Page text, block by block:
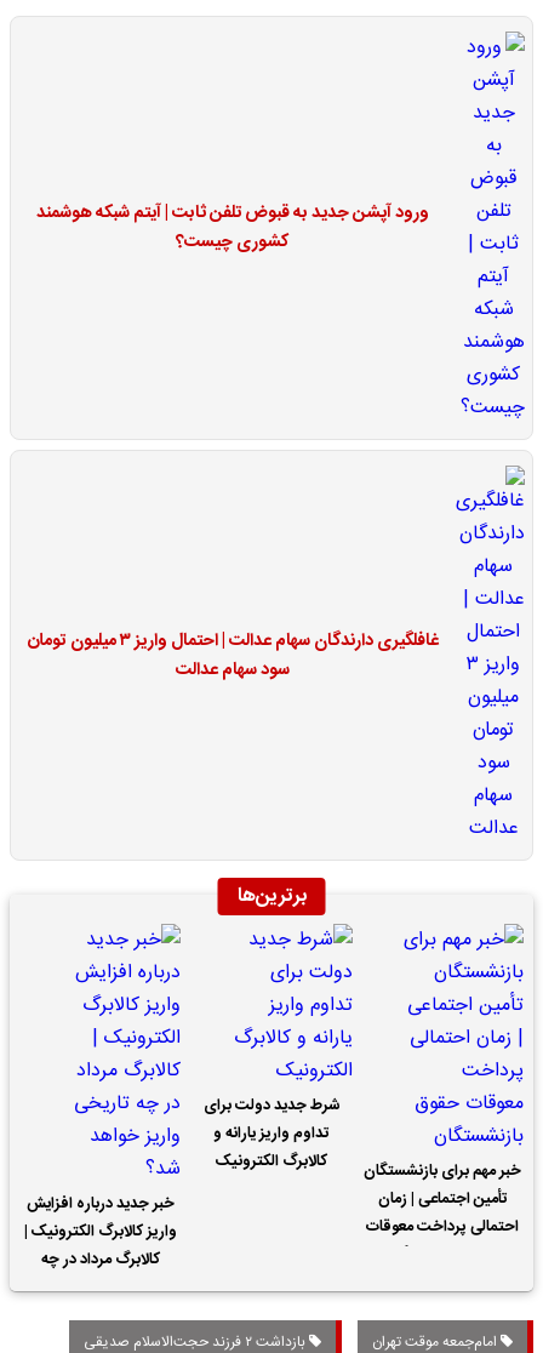
ورود آپشن جدید به قبوض تلفن ثابت | آیتم شبکه هوشمند
کشوری چیست؟
غافلگیری دارندگان سهام عدالت | احتمال واریز ۳ میلیون تومان
سود سهام عدالت
برترین‌ها
خبر مهم برای بازنشستگان
تأمین اجتماعی | زمان
احتمالی پرداخت معوقات
شرط جدید دولت برای
تداوم واریز یارانه و
کالابرگ الکترونیک
خبر جدید درباره افزایش
واریز کالابرگ الکترونیک |
کالابرگ مرداد در چه
تاریخی واریز خواهد شد؟
امام‌جمعه موقت تهران بازداشت ۲ فرزند حجت‌الاسلام صدیقی